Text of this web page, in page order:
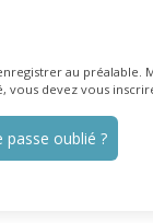
au préalable.
vous devez vous
passe oublié ?